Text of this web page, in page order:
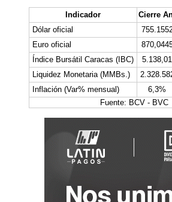
Indicador Cierre
Dólar oficial
Euro oficial
Índice Bursátil Caracas (IBC)
5.138,01
Liquidez Monetaria (MMBs.)
Inflación (Var% mensual)
6,3%
Fuente: BCV - BVC